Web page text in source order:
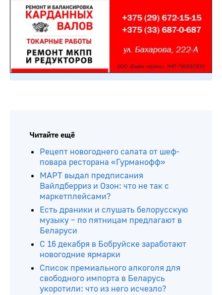
Читайте ещё
Рецепт новогоднего салата от шеф-
повара ресторана «Гурманофф»
МАРТ выдал предписания
Вайлдберриз и Озон: что не так с
маркетплейсами?
Есть драники и слушать белорусскую
музыку – по пятницам предлагают в
Беларуси
С 16 декабря в Бобруйске заработают
новогодние ярмарки
Список премиального алкоголя для
свободного импорта в Беларусь
укоротили: что из него исчезло?